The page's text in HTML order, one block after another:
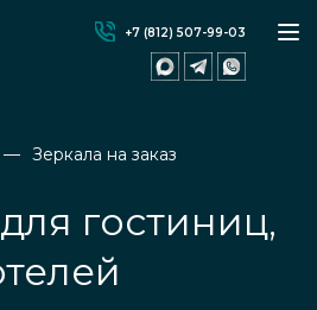
+7 (812) 507-99-03
Зеркала на заказ
гостиниц,